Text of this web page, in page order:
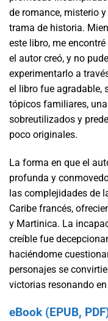
de romance, misterio
trama de historia.
este libro, me
el autor creó, y no
experimentarlo a
el libro fue agradable,
tópicos familiares,
sobreutilizados y
poco originales.
La forma en que el
profunda y
las complejidades de
Caribe francés,
y Martinica. La
creíble fue
haciéndome
personajes se
victorias resonando
eBook (EPUB,